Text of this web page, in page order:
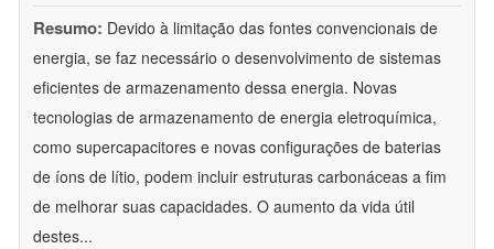
Resumo: Devido à limitação das fontes convencionais de
energia, se faz necessário o desenvolvimento de sistemas
eficientes de armazenamento dessa energia. Novas
tecnologias de armazenamento de energia eletroquímica,
como supercapacitores e novas configurações de baterias
de íons de lítio, podem incluir estruturas carbonáceas a fim
de melhorar suas capacidades. O aumento da vida útil
destes...